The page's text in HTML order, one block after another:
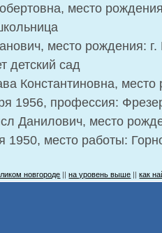
место
место рождения: г.
детский сад
Константиновна, место
1956, профессия:
Данилович, место
1950, место работы:
новгороде ||на уровень выше ||как